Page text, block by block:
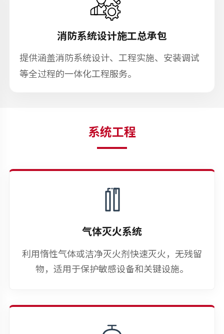
消防系统设计施工总承包
提供涵盖消防系统设计、工程实施、安装调试
等全过程的一体化工程服务。
系统工程
气体灭火系统
利用惰性气体或洁净灭火剂快速灭火，无残留
物，适用于保护敏感设备和关键设施。